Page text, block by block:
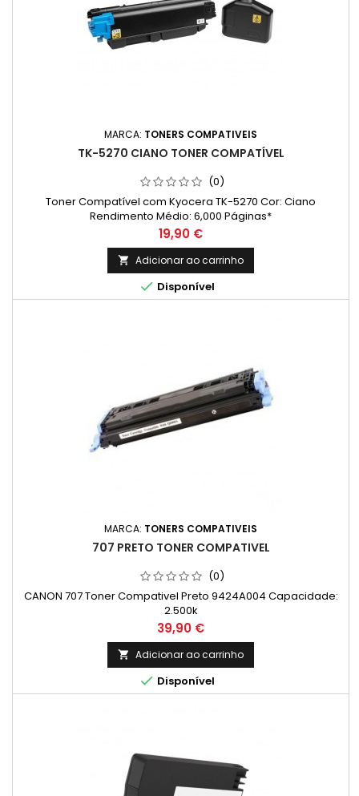
MARCA: TONERS COMPATIVEIS
TK-5270 CIANO TONER COMPATÍVEL
(0)
Toner Compatível com Kyocera TK-5270 Cor: Ciano
Rendimento Médio: 6,000 Páginas*
Preço
19,90 €
 Adicionar ao carrinho
 Disponível
MARCA: TONERS COMPATIVEIS
707 PRETO TONER COMPATIVEL
(0)
CANON 707 Toner Compativel Preto 9424A004 Capacidade:
2.500k
Preço
39,90 €
 Adicionar ao carrinho
 Disponível